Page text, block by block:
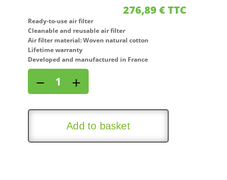
276,89€TTC
Ready-to-use air filter
Cleanable and reusable air filter
Air filter material: Woven natural cotton
Lifetime warranty
Developed and manufactured in France
air
intake
kit
IBIZA
− +
Add to basket